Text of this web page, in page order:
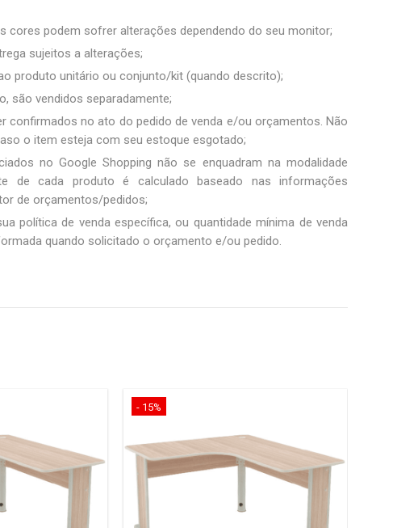
cores podem sofrer alterações dependendo do seu monitor;
sujeitos a alterações;
produto unitário ou conjunto/kit (quando descrito);
são vendidos separadamente;
confirmados no ato do pedido de venda e/ou orçamentos. Não
o item esteja com seu estoque esgotado;
no Google Shopping não se enquadram na modalidade
de cada produto é calculado baseado nas informações
de orçamentos/pedidos;
política de venda específica, ou quantidade mínima de venda
quando solicitado o orçamento e/ou pedido.
- 15%